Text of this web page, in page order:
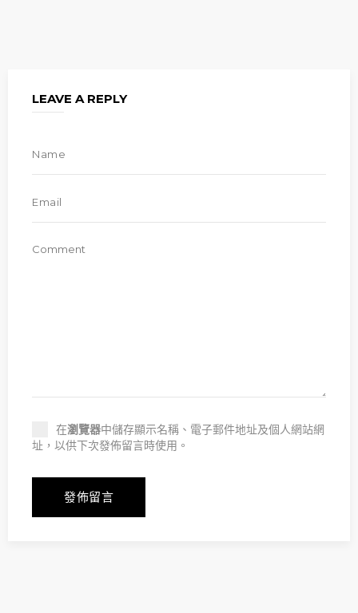
LEAVE A REPLY
在瀏覽器中儲存顯示名稱、電子郵件地址及個人網站網
址，以供下次發佈留言時使用。